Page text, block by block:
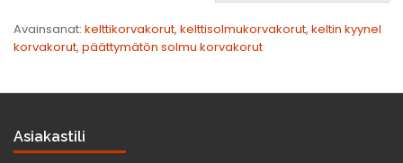
Avainsanat: kelttikorvakorut, kelttisolmukorvakorut, keltin kyynel
korvakorut, päättymätön solmu korvakorut
Asiakastili